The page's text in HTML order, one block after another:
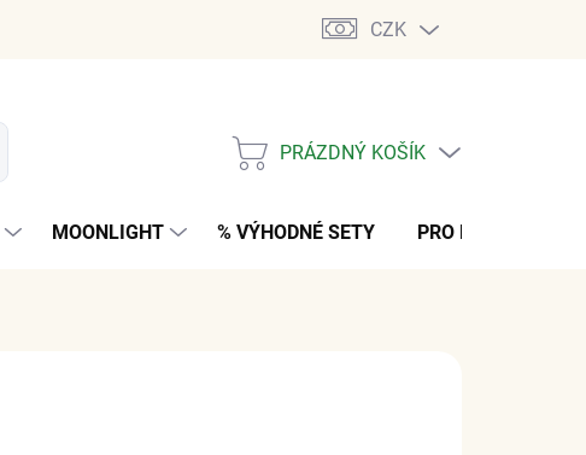
CZK
NÁKUPNÍ
PRÁZDNÝ KOŠÍK
MOONLIGHT % VÝHODNÉ SETY PRO MUŽE